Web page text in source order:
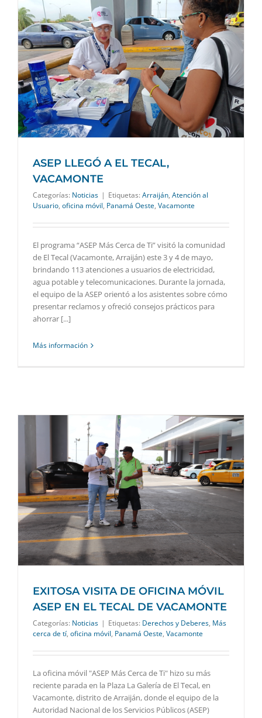
ASEP LLEGÓ A EL TECAL,
VACAMONTE
Categorías: Noticias | Etiquetas: Arraiján, Atención al
Usuario, oficina móvil, Panamá Oeste, Vacamonte
El programa “ASEP Más Cerca de Ti” visitó la comunidad
de El Tecal (Vacamonte, Arraiján) este 3 y 4 de mayo,
brindando 113 atenciones a usuarios de electricidad,
agua potable y telecomunicaciones. Durante la jornada,
el equipo de la ASEP orientó a los asistentes sobre cómo
presentar reclamos y ofreció consejos prácticos para
ahorrar [...]
Más información
EXITOSA VISITA DE OFICINA MÓVIL
ASEP EN EL TECAL DE VACAMONTE
Categorías: Noticias | Etiquetas: Derechos y Deberes, Más
cerca de tí, oficina móvil, Panamá Oeste, Vacamonte
La oficina móvil "ASEP Más Cerca de Ti" hizo su más
reciente parada en la Plaza La Galería de El Tecal, en
Vacamonte, distrito de Arraiján, donde el equipo de la
Autoridad Nacional de los Servicios Públicos (ASEP)